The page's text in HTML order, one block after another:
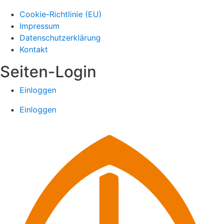
Cookie-Richtlinie (EU)
Impressum
Datenschutzerklärung
Kontakt
Seiten-Login
Einloggen
Einloggen